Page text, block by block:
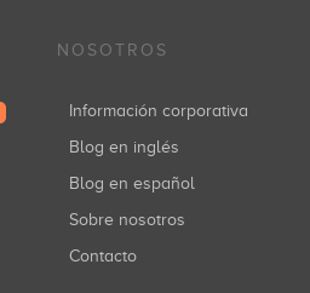
NOSOTROS
Información corporativa
Blog en inglés
Blog en español
Sobre nosotros
Contacto